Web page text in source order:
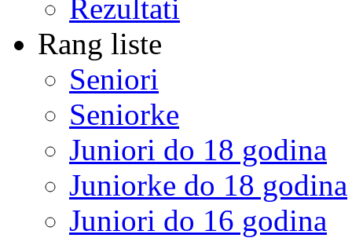
Rezultati
Rang liste
Seniori
Seniorke
Juniori do 18 godina
Juniorke do 18 godina
Juniori do 16 godina